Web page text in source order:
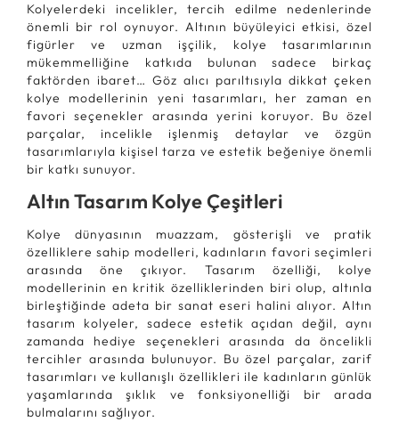
Kolyelerdeki incelikler, tercih edilme nedenlerinde
önemli bir rol oynuyor. Altının büyüleyici etkisi, özel
figürler ve uzman işçilik, kolye tasarımlarının
mükemmelliğine katkıda bulunan sadece birkaç
faktörden ibaret… Göz alıcı parıltısıyla dikkat çeken
kolye modellerinin yeni tasarımları, her zaman en
favori seçenekler arasında yerini koruyor. Bu özel
parçalar, incelikle işlenmiş detaylar ve özgün
tasarımlarıyla kişisel tarza ve estetik beğeniye önemli
bir katkı sunuyor.
Altın Tasarım Kolye Çeşitleri
Kolye dünyasının muazzam, gösterişli ve pratik
özelliklere sahip modelleri, kadınların favori seçimleri
arasında öne çıkıyor. Tasarım özelliği, kolye
modellerinin en kritik özelliklerinden biri olup, altınla
birleştiğinde adeta bir sanat eseri halini alıyor. Altın
tasarım kolyeler, sadece estetik açıdan değil, aynı
zamanda hediye seçenekleri arasında da öncelikli
tercihler arasında bulunuyor. Bu özel parçalar, zarif
tasarımları ve kullanışlı özellikleri ile kadınların günlük
yaşamlarında şıklık ve fonksiyonelliği bir arada
bulmalarını sağlıyor.